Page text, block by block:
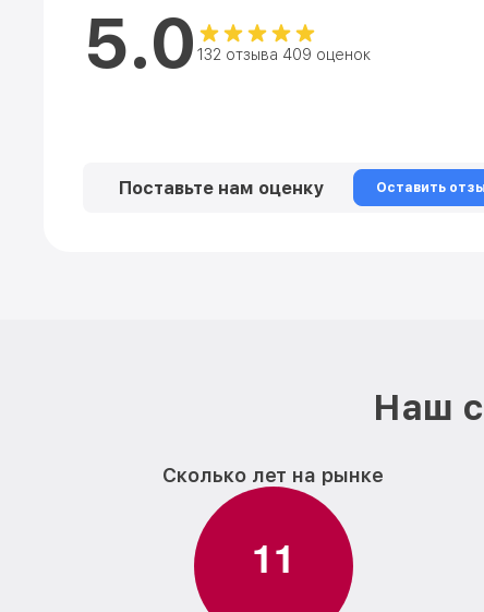
5.0 132 отзыва 409 оценок
Поставьте нам оценку Оставить
Наш
Сколько лет на рынке
11